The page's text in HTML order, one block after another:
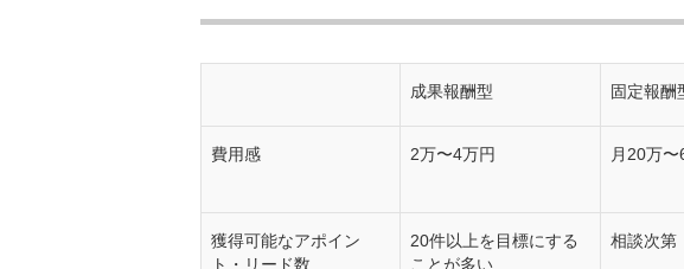
成果報酬は商談数を増やせても売上は増え
商品力が高く予算が潤沢なら成果報酬型も
成果報酬で売上を伸ばす方法
商品力を磨く
成果報酬型 固定報酬
費用感 2万〜4万円 月20万〜
獲得可能なアポイン
ト・リード数
20件以上を目標にする
ことが多い
相談次第